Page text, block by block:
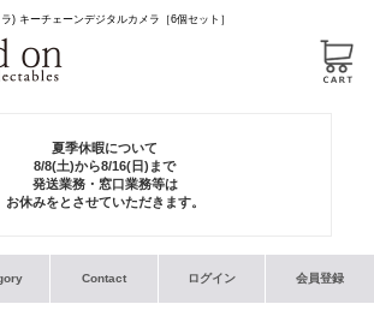
) キーチェーンデジタルカメラ［6個セット］
夏季休暇について
8/8(土)から8/16(日)まで
発送業務・窓口業務等は
お休みをとさせていただきます。
Contact ログイン 会員登録